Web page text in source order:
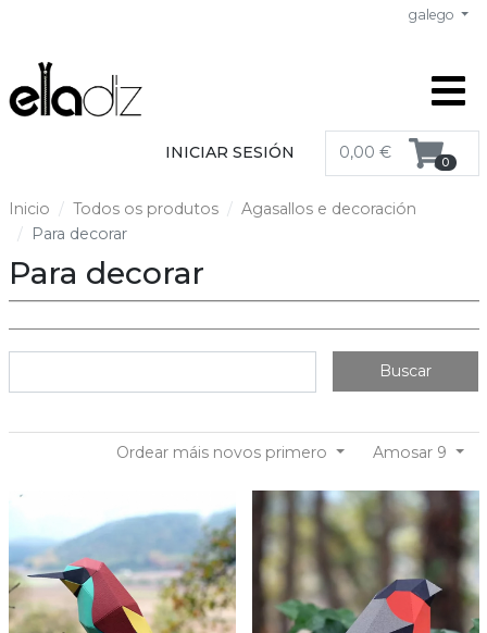
galego
INICIAR SESIÓN 0,00 € 0
Inicio Todos os produtos
Agasallos e decoración
Para decorar
Para decorar
Buscar
Amosar 9
Ordear máis novos primero